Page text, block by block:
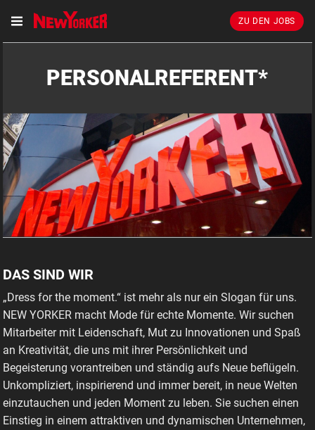
ZU DEN JOBS
PERSONALREFERENT*
DAS SIND WIR
„Dress for the moment.“ ist mehr als nur ein Slogan für uns.
NEW YORKER macht Mode für echte Momente. Wir suchen
Mitarbeiter mit Leidenschaft, Mut zu Innovationen und Spaß
an Kreativität, die uns mit ihrer Persönlichkeit und
Begeisterung vorantreiben und ständig aufs Neue beflügeln.
Unkompliziert, inspirierend und immer bereit, in neue Welten
einzutauchen und jeden Moment zu leben. Sie suchen einen
Einstieg in einem attraktiven und dynamischen Unternehmen,